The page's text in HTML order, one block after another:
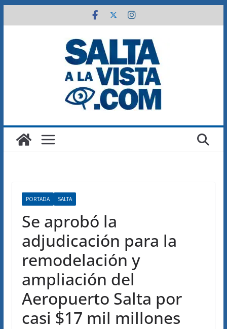
al
PORTADA SALTA
Se aprobó la
adjudicación para la
remodelación y
ampliación del
Aeropuerto Salta por
casi $17 mil millones